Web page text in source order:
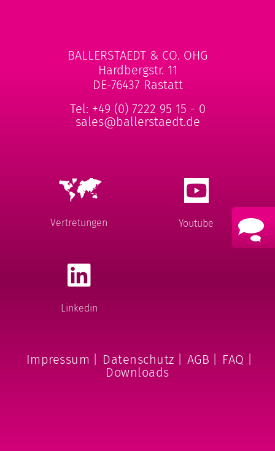
BALLERSTAEDT & CO. OHG
Hardbergstr. 11
DE-76437 Rastatt
Tel: +49 (0) 7222 95 15 - 0
sales@ballerstaedt.de
Vertretungen Youtube
Linkedin
Impressum Datenschutz AGB FAQ
Downloads